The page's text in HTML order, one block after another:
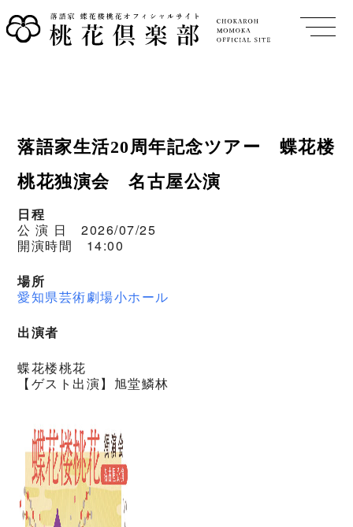
落語家生活20周年記念ツアー 蝶花楼
桃花独演会 名古屋公演
日程
公 演 日 2026/07/25
開演時間 14:00
場所
愛知県芸術劇場小ホール
出演者
蝶花楼桃花
【ゲスト出演】旭堂鱗林